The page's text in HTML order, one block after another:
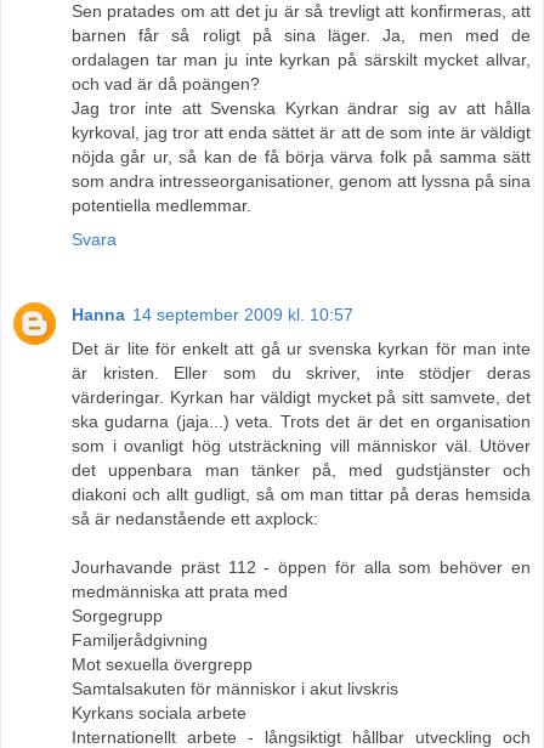
Sen pratades om att det ju är så trevligt att konfirmeras, att
barnen får så roligt på sina läger. Ja, men med de
ordalagen tar man ju inte kyrkan på särskilt mycket allvar,
och vad är då poängen?
Jag tror inte att Svenska Kyrkan ändrar sig av att hålla
kyrkoval, jag tror att enda sättet är att de som inte är väldigt
nöjda går ur, så kan de få börja värva folk på samma sätt
som andra intresseorganisationer, genom att lyssna på sina
potentiella medlemmar.
Svara
Hanna 14 september 2009 kl. 10:57
Det är lite för enkelt att gå ur svenska kyrkan för man inte
är kristen. Eller som du skriver, inte stödjer deras
värderingar. Kyrkan har väldigt mycket på sitt samvete, det
ska gudarna (jaja...) veta. Trots det är det en organisation
som i ovanligt hög utsträckning vill människor väl. Utöver
det uppenbara man tänker på, med gudstjänster och
diakoni och allt gudligt, så om man tittar på deras hemsida
så är nedanstående ett axplock:
Jourhavande präst 112 - öppen för alla som behöver en
medmänniska att prata med
Sorgegrupp
Familjerådgivning
Mot sexuella övergrepp
Samtalsakuten för människor i akut livskris
Kyrkans sociala arbete
Internationellt arbete - långsiktigt hållbar utveckling och